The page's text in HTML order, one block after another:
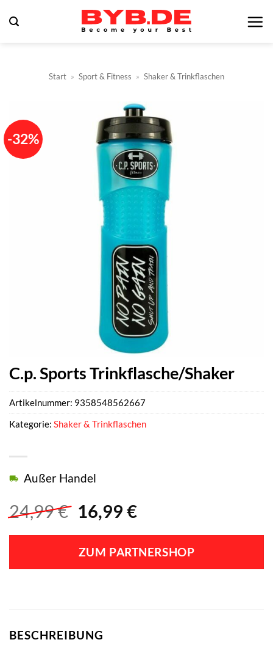
Inhalt
Start » Sport & Fitness » Shaker & Trinkflaschen
-32%
C.p. Sports Trinkflasche/Shaker
24,99€ Ursprünglicher
war:
24,99 €
16,99 €Aktueller
ist:
16,99 €.
Außer Handel
ZUM PARTNERSHOP
Artikelnummer: 9358548562667
Kategorie: Shaker & Trinkflaschen
BESCHREIBUNG